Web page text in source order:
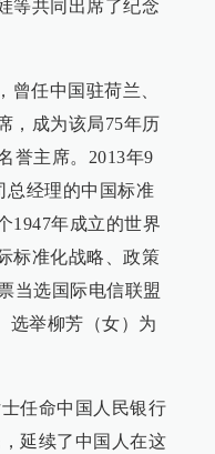
等共同出席了纪念
曾任中国驻荷兰、
，成为该局75年历
誉主席。2013年9
总经理的中国标准
1947年成立的世界
标准化战略、政策
当选国际电信联盟
选举柳芳（女）为
任命中国人民银行
延续了中国人在这